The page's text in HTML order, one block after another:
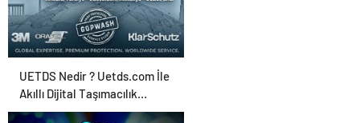
UETDS Nedir ? Uetds.com İle
Akıllı Dijital Taşımacılık
Yazılımı